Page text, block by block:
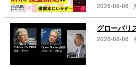
2026-08-06
グローバリ
2026-08-06